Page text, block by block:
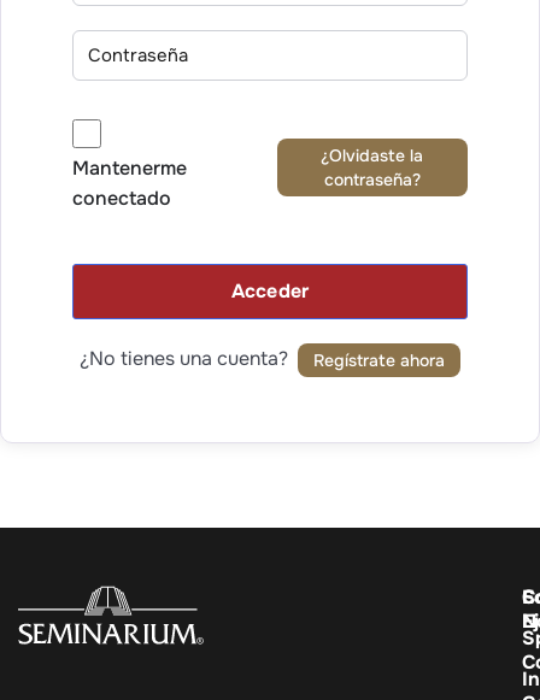
Mantenerme
conectado
¿Olvidaste la
contraseña?
Acceder
¿No tienes una cuenta? Regístrate ahora
In